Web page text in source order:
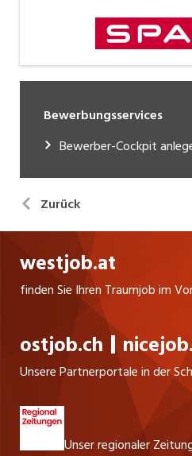
Bewerbungsservices
Bewerber-Cockpit
Zurück
westjob.at
finden Sie Ihren Traumjob im
ostjob.ch
Unsere Partnerportale in der
Unser regionaler